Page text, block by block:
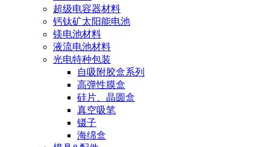
超级电容器材料
钙钛矿太阳能电池
镁电池材料
液流电池材料
光电特种包装
自吸附胶盒系列
高弹性膜盒
硅片、晶圆盒
真空吸笔
镊子
海绵盒